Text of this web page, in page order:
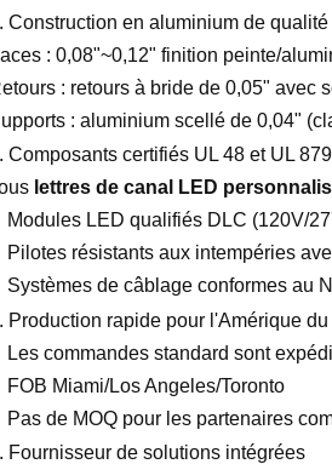
Construction en aluminium de
: 0,08"~0,12" finition peinte/
: retours à bride de 0,05" avec
: aluminium scellé de 0,04"
Composants certifiés UL 48 et UL 879
lettres de canal LED
Modules LED qualifiés DLC (120V/
Pilotes résistants aux intempéries
Systèmes de câblage conformes au
Production rapide pour l'Amérique du
Les commandes standard sont
FOB Miami/Los Angeles/Toronto
Pas de MOQ pour les partenaires
Fournisseur de solutions intégrées